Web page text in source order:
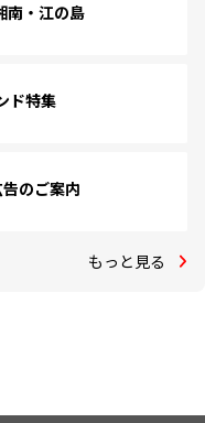
南・江の島
ド特集
告のご案内
もっと見る